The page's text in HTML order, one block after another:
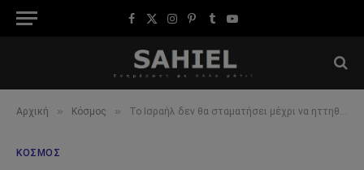
Facebook
X
Instagram
Pinterest
TumblrYouTube
Αρχική » Κόσμος » Το Ισραήλ δεν θα σταματήσει μέχρι να ηττηθεί η Χαμάς, υπουργός Άμυνας
ΚΌΣΜΟΣ